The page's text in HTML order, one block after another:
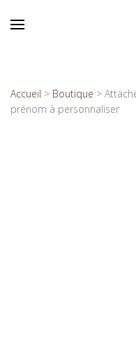
Accueil > Boutique >
prénom à personnaliser